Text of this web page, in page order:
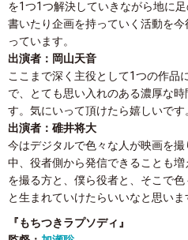
を1つ1つ解決していきながら地に
書いたり企画を持っていく活動を
っています。
出演者：岡山天音
ここまで深く主役として1つの作品
で、とても思い入れのある濃厚な
す。気にいって頂けたら嬉しいです
出演者：碓井将大
今はデジタルで色々な人が映画を
中、役者側から発信できることも
を撮る方と、僕ら役者と、そこで
と生まれていけたらいいなと思いま
『もちつきラプソディ』